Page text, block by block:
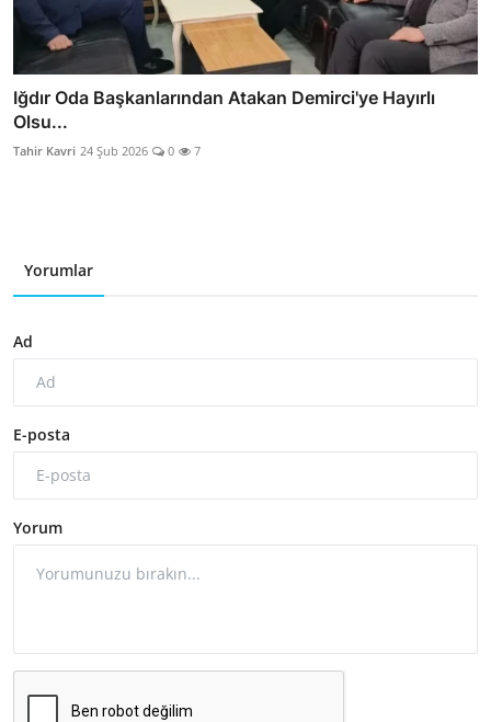
Iğdır Oda Başkanlarından Atakan Demirci'ye Hayırlı
Olsu...
Tahir Kavri 24 Şub 2026 0 7
Yorumlar
Ad
E-posta
Yorum